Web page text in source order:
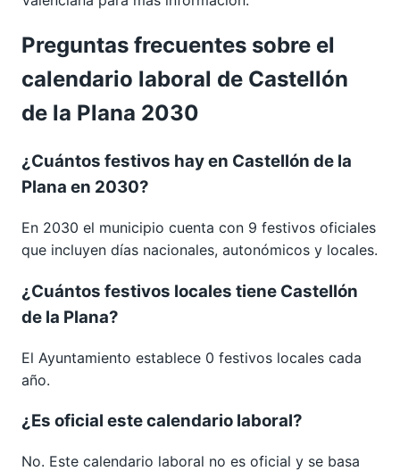
Preguntas frecuentes sobre el
calendario laboral de Castellón
de la Plana 2030
¿Cuántos festivos hay en Castellón de la
Plana en 2030?
En 2030 el municipio cuenta con 9 festivos oficiales
que incluyen días nacionales, autonómicos y locales.
¿Cuántos festivos locales tiene Castellón
de la Plana?
El Ayuntamiento establece 0 festivos locales cada
año.
¿Es oficial este calendario laboral?
No. Este calendario laboral no es oficial y se basa